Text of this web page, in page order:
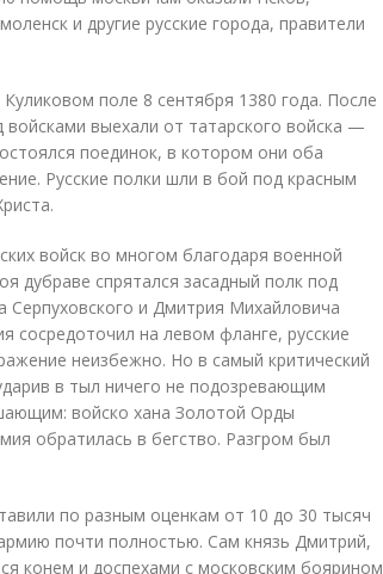
и другие русские города, правители
поле 8 сентября 1380 года. После
выехали от татарского войска —
поединок, в котором они оба
Русские полки шли в бой под красным
войск во многом благодаря военной
дубраве спрятался засадный полк под
и Дмитрия Михайловича
сосредоточил на левом фланге, русские
неизбежно. Но в самый критический
в тыл ничего не подозревающим
войско хана Золотой Орды
обратилась в бегство. Разгром был
по разным оценкам от 10 до 30 тысяч
почти полностью. Сам князь Дмитрий,
конем и доспехами с московским боярином